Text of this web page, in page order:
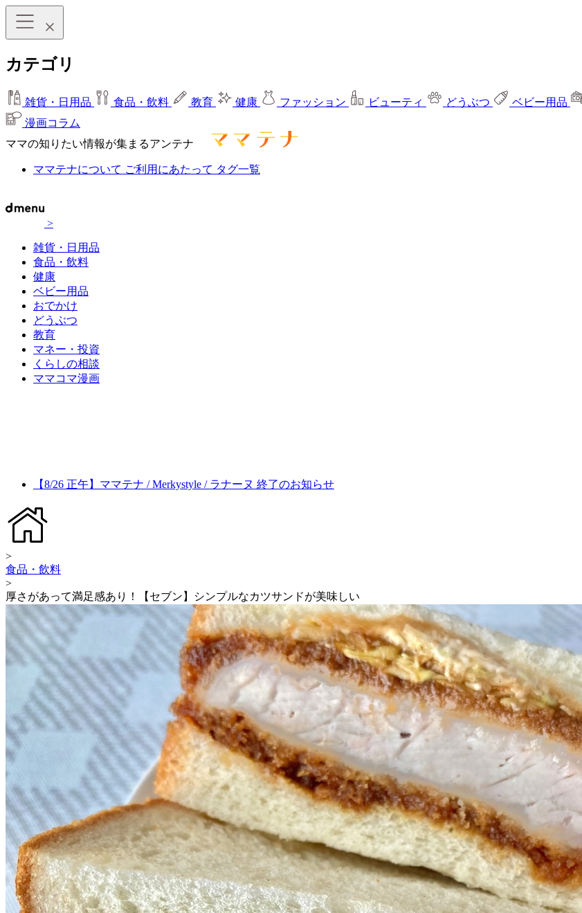
カテゴリ
雑貨・日用品 食品・飲料 教育 健康 ファッション ビューティ どうぶつ ベビー用品
漫画コラム
ママの知りたい情報が集まるアンテナ
ママテナについて ご利用にあたって タグ一覧
>
雑貨・日用品
食品・飲料
健康
ベビー用品
おでかけ
どうぶつ
教育
マネー・投資
くらしの相談
ママコマ漫画
【8/26 正午】ママテナ / Merkystyle / ラナーヌ 終了のお知らせ
>
食品・飲料
>
厚さがあって満足感あり！【セブン】シンプルなカツサンドが美味しい